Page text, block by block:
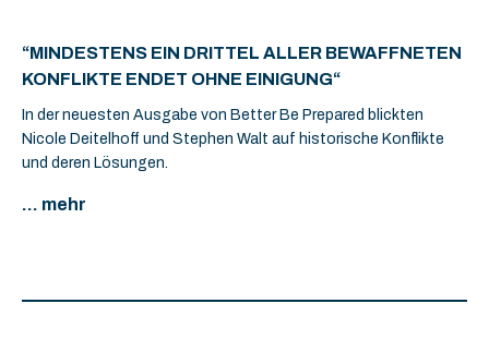
“MINDESTENS EIN DRITTEL ALLER BEWAFFNETEN
KONFLIKTE ENDET OHNE EINIGUNG“
In der neuesten Ausgabe von Better Be Prepared blickten
Nicole Deitelhoff und Stephen Walt auf historische Konflikte
und deren Lösungen.
... mehr